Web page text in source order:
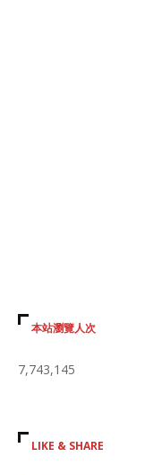
本站瀏覽人次
7,743,145
LIKE & SHARE